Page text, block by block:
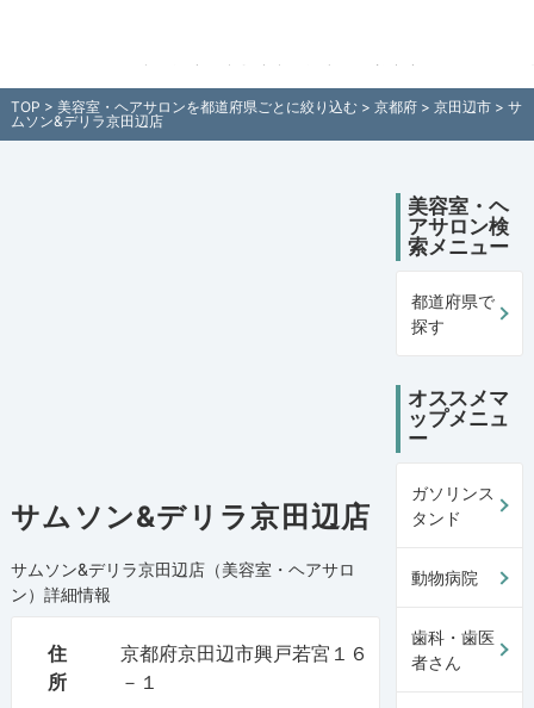
国各地の美容室・ヘアサロンを住所付きでご紹介！日本全国の美容室
サロン検索サイト「町の美容室・ヘアサロンマップ」
TOP > 美容室・ヘアサロンを都道府県ごとに絞り込む> 京都府> 京田辺市> サ
ムソン&デリラ京田辺店
サムソン&デリラ京田辺店
サムソン&デリラ京田辺店（美容室・ヘアサロ
ン） 詳細情報
住
所
京都府京田辺市興戸若宮１６
－１
美容室・ヘ
アサロン検
索メニュー
都道府県で
探す
オススメマ
ップメニュ
ー
ガソリンス
タンド
動物病院
歯科・歯医
者さん